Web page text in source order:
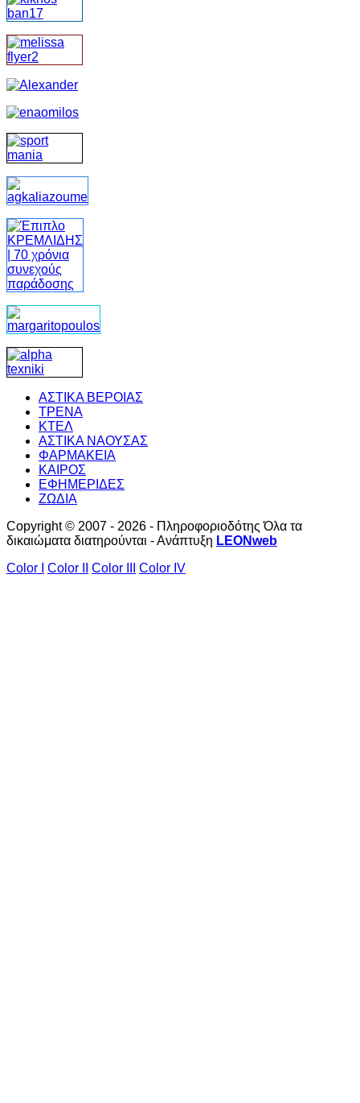
ΑΣΤΙΚΑ ΒΕΡΟΙΑΣ
ΤΡΕΝΑ
ΚΤΕΛ
ΑΣΤΙΚΑ ΝΑΟΥΣΑΣ
ΦΑΡΜΑΚΕΙΑ
ΚΑΙΡΟΣ
ΕΦΗΜΕΡΙΔΕΣ
ΖΩΔΙΑ
Copyright © 2007 - 2026 - Πληροφοριοδότης Όλα τα
δικαιώματα διατηρούνται - Ανάπτυξη LEONweb
Color I
Color II Color III Color IV